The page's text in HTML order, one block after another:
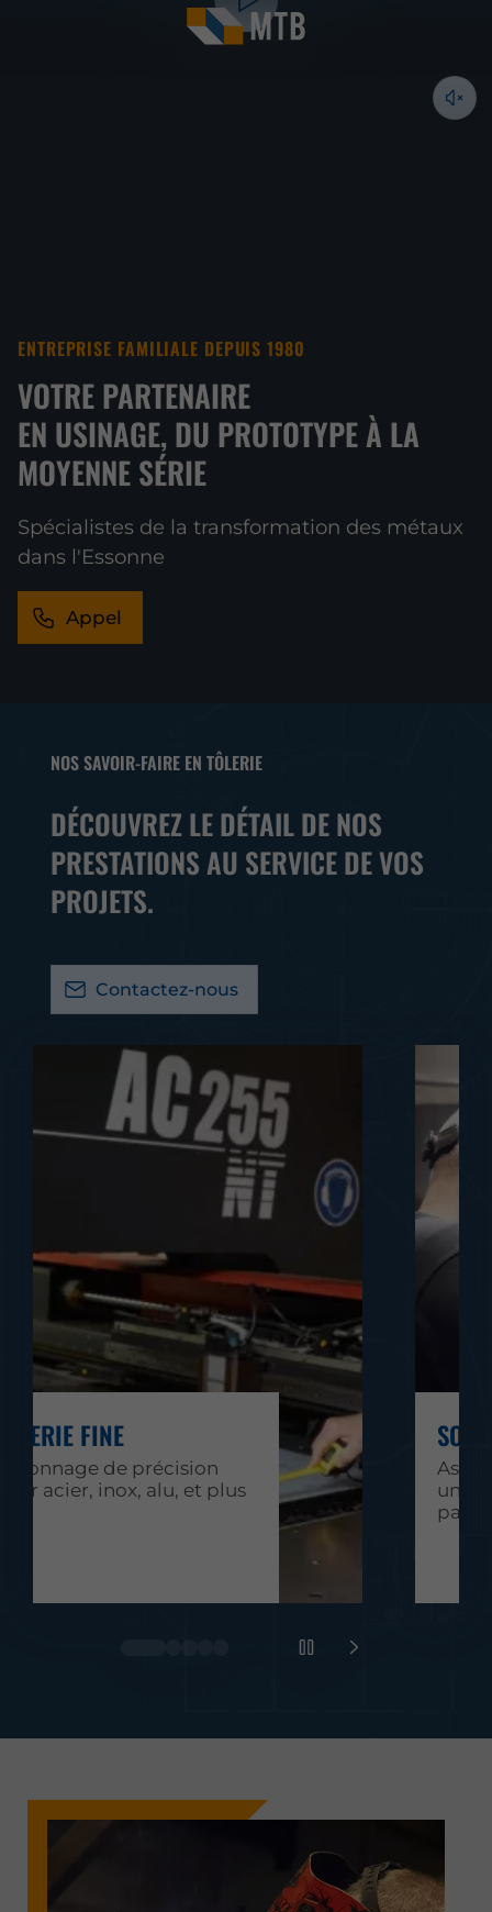
ENTREPRISE FAMILIALE DEPUIS 1980
VOTRE PARTENAIRE
EN USINAGE, DU PROTOTYPE À LA
MOYENNE SÉRIE
Spécialistes de la transformation des métaux
dans l'Essonne
Appel
NOS SAVOIR-FAIRE EN TÔLERIE
DÉCOUVREZ LE DÉTAIL DE NOS
PRESTATIONS AU SERVICE DE VOS
PROJETS.
Contactez-nous
TÔLERIE FINE
Façonnage de précision
pour acier, inox, alu, et plus